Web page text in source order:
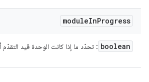
moduleInProgress
boolean : تحدّد ما إذا كانت الوحدة قيد التقدّم